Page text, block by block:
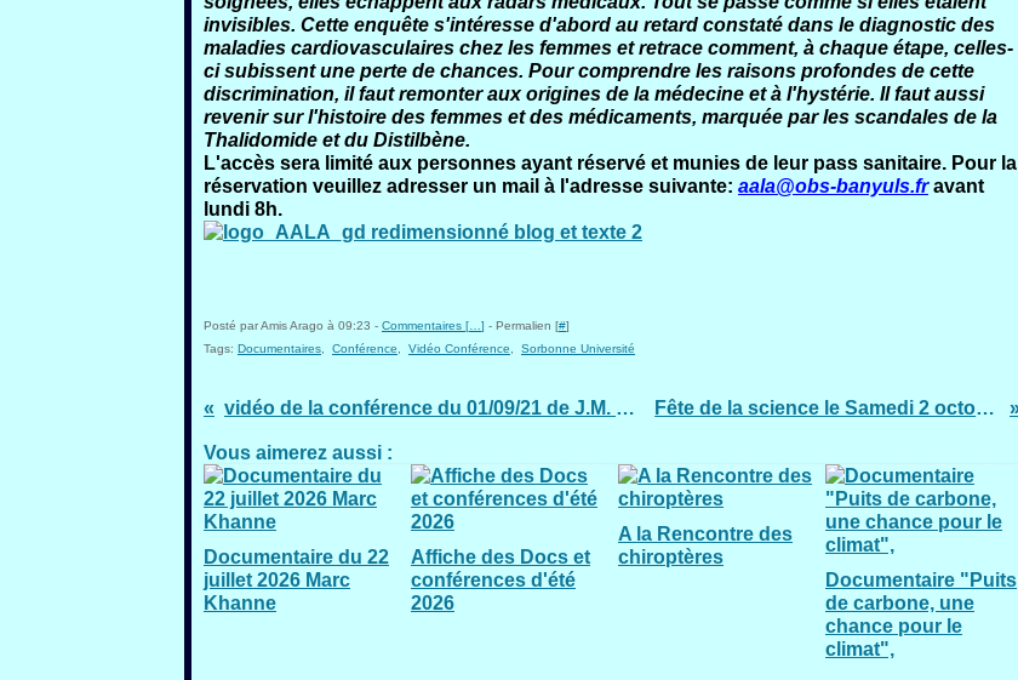
invisibles. Cette enquête s'intéresse d'abord au retard constaté dans le diagnostic des
maladies cardiovasculaires chez les femmes et retrace comment, à chaque étape, celles-
ci subissent une perte de chances. Pour comprendre les raisons profondes de cette
discrimination, il faut remonter aux origines de la médecine et à l'hystérie. Il faut aussi
revenir sur l'histoire des femmes et des médicaments, marquée par les scandales de la
Thalidomide et du Distilbène.
L'accès sera limité aux personnes ayant réservé et munies de leur pass sanitaire. Pour la
réservation veuillez adresser un mail à l'adresse suivante: aala@obs-banyuls.fravant
lundi 8h.
Posté par Amis Arago à 09:23 - Commentaires [ ] - Permalien [#]
Tags: Documentaires Conférence Vidéo Conférence Sorbonne Université
vidéo de la conférence du 01/09/21 de J.M. TARASCON sur les batteries Fête de la science le Samedi 2 octobre au Laboratoire Arago
Vous aimerez aussi :
Documentaire du 22
juillet 2026 Marc
Khanne
Affiche des Docs et
conférences d'été
2026
A la Rencontre des
chiroptères
Documentaire "Puits
de carbone, une
chance pour le
climat",